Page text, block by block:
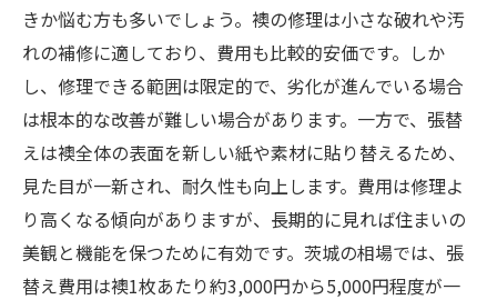
きか悩む方も多いでしょう。襖の修理は小さな破れや汚
れの補修に適しており、費用も比較的安価です。しか
し、修理できる範囲は限定的で、劣化が進んでいる場合
は根本的な改善が難しい場合があります。一方で、張替
えは襖全体の表面を新しい紙や素材に貼り替えるため、
見た目が一新され、耐久性も向上します。費用は修理よ
り高くなる傾向がありますが、長期的に見れば住まいの
美観と機能を保つために有効です。茨城の相場では、張
替え費用は襖1枚あたり約3,000円から5,000円程度が一